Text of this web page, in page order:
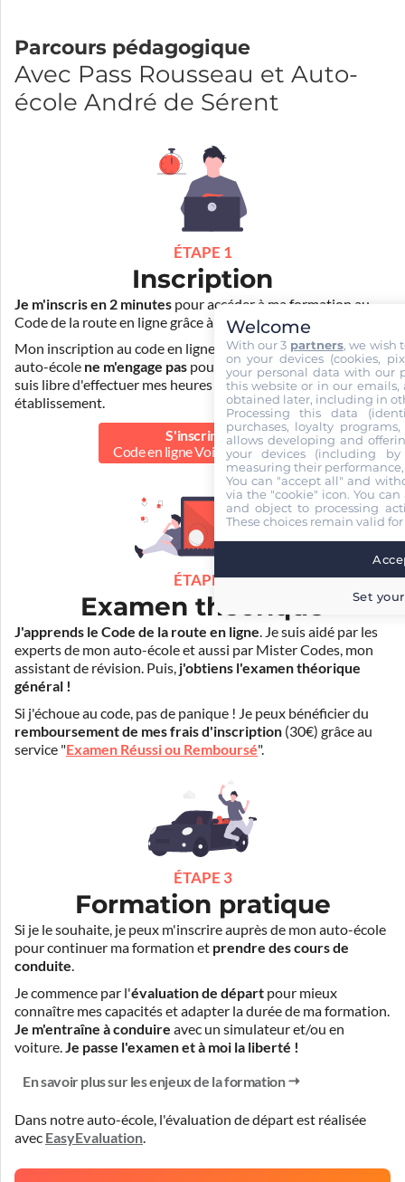
Parcours pédagogique
Avec Pass Rousseau et Auto-
école André de Sérent
ÉTAPE 1
Inscription
Je m'inscris en 2 minutes pour accéder à ma formation au
Code de la route en ligne grâce à
Pass Rousseau Voiture
Mon inscription au code en ligne voiture auprès de mon
auto-école ne m'engage pas pour la suite de ma formation. Je
suis libre d'effectuer mes heures de conduite dans un autre
établissement.
S'inscrire au
Code en ligne Voiture 50.00 €
ÉTAPE 2
Examen théorique
J'apprends le Code de la route en ligne. Je suis aidé par les
experts de mon auto-école et aussi par Mister Codes, mon
assistant de révision. Puis, j'obtiens l'examen théorique
général !
Si j'échoue au code, pas de panique ! Je peux bénéficier du
remboursement de mes frais d'inscription (30€) grâce au
service "Examen Réussi ou Remboursé".
ÉTAPE 3
Formation pratique
Si je le souhaite, je peux m'inscrire auprès de mon auto-école
pour continuer ma formation et prendre des cours de
conduite.
Je commence par l'évaluation de départ pour mieux
connaître mes capacités et adapter la durée de ma formation.
Je m'entraîne à conduire avec un simulateur et/ou en
voiture. Je passe l'examen et à moi la liberté !
En savoir plus sur les enjeux de la formation
Dans notre auto-école, l'évaluation de départ est réalisée
avec EasyEvaluation
Welcome
With our 3 partners, we wish
on your devices (cookies,
your personal data with our
this website or in our emails,
obtained later, including in
Processing this data
purchases, loyalty
allows developing and
your devices (including
measuring their
You can "accept all" and
via the "cookie" icon. You
and object to processing
These choices remain valid
Set